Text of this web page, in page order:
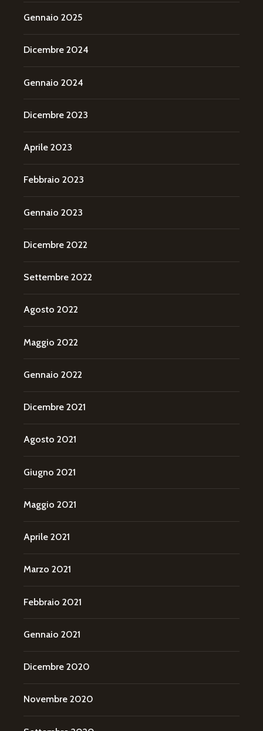
Gennaio 2025
Dicembre 2024
Gennaio 2024
Dicembre 2023
Aprile 2023
Febbraio 2023
Gennaio 2023
Dicembre 2022
Settembre 2022
Agosto 2022
Maggio 2022
Gennaio 2022
Dicembre 2021
Agosto 2021
Giugno 2021
Maggio 2021
Aprile 2021
Marzo 2021
Febbraio 2021
Gennaio 2021
Dicembre 2020
Novembre 2020